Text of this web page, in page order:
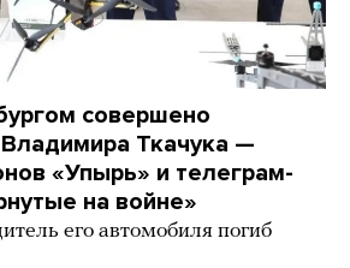
совершено
Ткачука —
«Упырь» и телеграм-
на войне»
его автомобиля погиб